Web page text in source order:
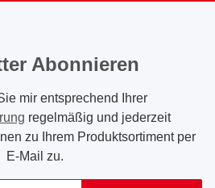
Abonnieren
mir entsprechend Ihrer
regelmäßig und jederzeit
zu Ihrem Produktsortiment per
E-Mail zu.